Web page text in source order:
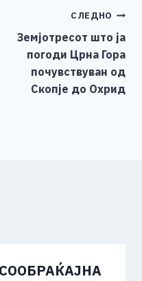
Li
n
k
СЛЕДНО
Земјотресот што ја
погоди Црна Гора
почувствуван од
Скопје до Охрид